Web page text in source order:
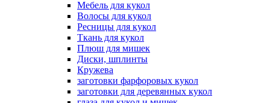
Мебель для кукол
Волосы для кукол
Ресницы для кукол
Ткань для кукол
Плюш для мишек
Диски, шплинты
Кружева
заготовки фарфоровых кукол
заготовки для деревянных кукол